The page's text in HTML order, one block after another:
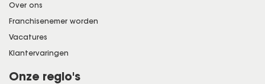
Over ons
Franchisenemer worden
Vacatures
Klantervaringen
Onze regio's